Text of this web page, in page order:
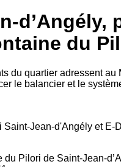
d’Angély,
du
du quartier adressent au
le balancier et le
Saint-Jean-d'Angély et E-
du Pilori de Saint-Jean-